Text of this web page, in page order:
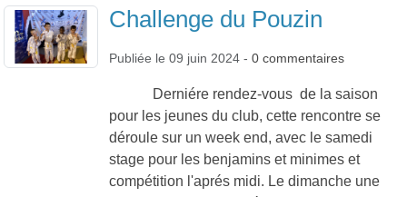
Challenge du Pouzin
Publiée le 09 juin 2024 - 0 commentaires
Derniére rendez-vous de la saison
pour les jeunes du club, cette rencontre se
déroule sur un week end, avec le samedi
stage pour les benjamins et minimes et
compétition l'aprés midi. Le dimanche une